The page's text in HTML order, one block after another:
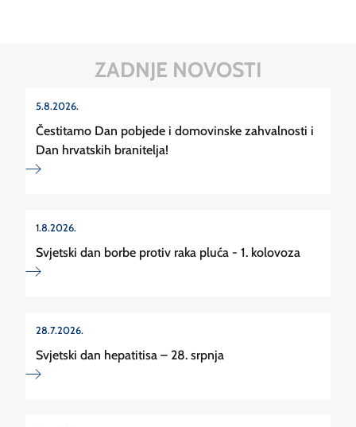
ZADNJE NOVOSTI
5.8.2026.
Čestitamo Dan pobjede i domovinske zahvalnosti i
Dan hrvatskih branitelja!
1.8.2026.
Svjetski dan borbe protiv raka pluća - 1. kolovoza
28.7.2026.
Svjetski dan hepatitisa – 28. srpnja